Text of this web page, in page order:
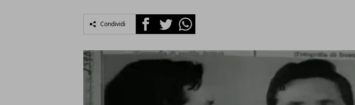
Condividi FacebookTwitterWhatsapp